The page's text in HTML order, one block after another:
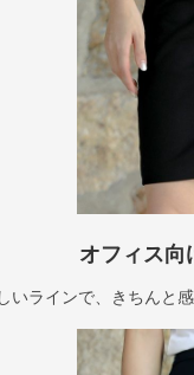
オフィス向
いラインで、きちんと